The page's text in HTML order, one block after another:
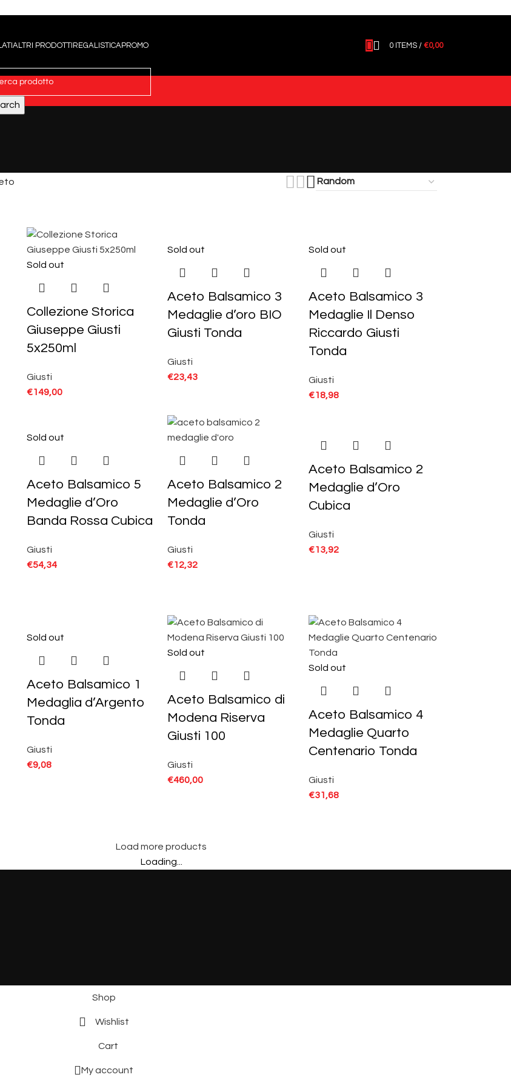
ALTRI PRODOTTI REGALISTICAPROMO 0 ITEMS / €0,00
Sold out
Collezione Storica
Giuseppe Giusti
5x250ml
Giusti
€149,00
Sold out
Aceto Balsamico 3
Medaglie d’oro BIO
Giusti Tonda
Giusti
€23,43
Sold out
Aceto Balsamico 3
Medaglie Il Denso
Riccardo Giusti
Tonda
Giusti
€18,98
Sold out
Aceto Balsamico 5
Medaglie d’Oro
Banda Rossa Cubica
Giusti
€54,34
Aceto Balsamico 2
Medaglie d’Oro
Tonda
Giusti
€12,32
Aceto Balsamico 2
Medaglie d’Oro
Cubica
Giusti
€13,92
Sold out
Aceto Balsamico 1
Medaglia d’Argento
Tonda
Giusti
€9,08
Sold out
Aceto Balsamico di
Modena Riserva
Giusti 100
Giusti
€460,00
Sold out
Aceto Balsamico 4
Medaglie Quarto
Centenario Tonda
Giusti
€31,68
Load more products
Loading...
Shop
Wishlist
Cart
My account